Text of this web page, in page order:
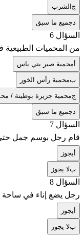
جالشرب
جميع ما سبق
السؤال 6
من المحميات الطبيعية
محمية صير بني ياس
بمحمية رأس الخور
جمحمية جزيرة بوطينة /
جميع ما سبق
السؤال 7
قام رجل بوسم جمل
يجوز
بلا يجوز
السؤال 8
رجل يضع إناء في ساحة
يجوز
بلا يجوز